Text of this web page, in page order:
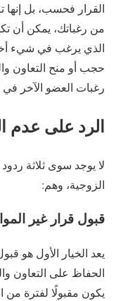
القرار فحسب، بل
من رغباتك، يمكن أن
الذي يرغب في شيء
حجب أو منح التعاون
رغبات العضو الآخر في
الرد على عدم
لا يوجد سوى ثلاثة
الزوجية، وهم:
قبول قرار غير
يعد الخيار الأول هو
الحفاظ على التعاون
يكون مقبولًا لفترة